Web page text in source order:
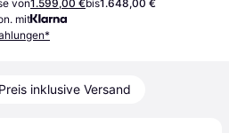
von1.599,00 €bis1.648,00 €
mit
Preis inklusive Versand